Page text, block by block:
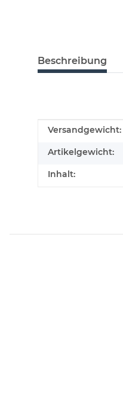
Beschreibung
Produkteigenschaft
Wert
Versandgewicht:
Artikelgewicht:
Inhalt: